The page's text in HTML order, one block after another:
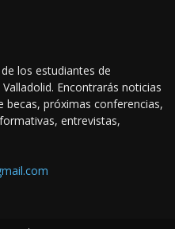
los estudiantes de
Encontrarás noticias
próximas conferencias,
entrevistas,